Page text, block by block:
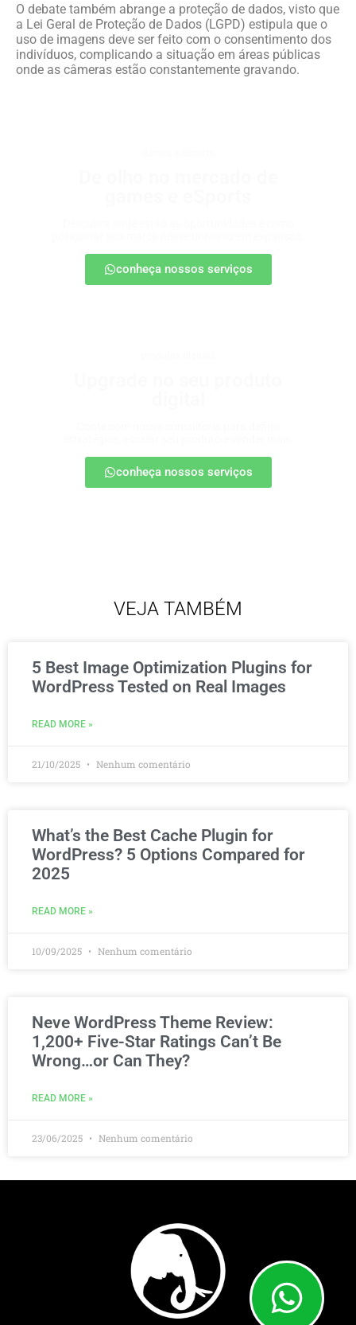
O debate também abrange a proteção de dados, visto que
a Lei Geral de Proteção de Dados (LGPD) estipula que o
uso de imagens deve ser feito com o consentimento dos
indivíduos, complicando a situação em áreas públicas
onde as câmeras estão constantemente gravando.
conheça nossos serviços
conheça nossos serviços
VEJA TAMBÉM
5 Best Image Optimization Plugins for
WordPress Tested on Real Images
READ MORE »
21/10/2025 Nenhum comentário
What’s the Best Cache Plugin for
WordPress? 5 Options Compared for
2025
READ MORE »
10/09/2025 Nenhum comentário
Neve WordPress Theme Review:
1,200+ Five-Star Ratings Can’t Be
Wrong…or Can They?
READ MORE »
23/06/2025 Nenhum comentário